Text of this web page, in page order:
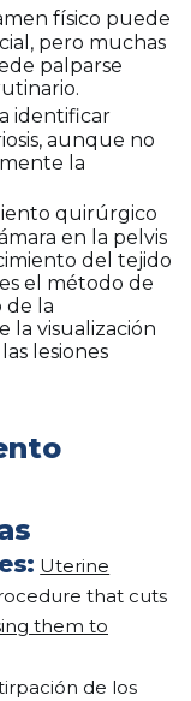
físico puede
pero muchas
palparse
identificar
aunque no
la
quirúrgico
en la pelvis
del tejido
el método de
de la
la visualización
lesiones
Uterine
that cuts
them to
de los